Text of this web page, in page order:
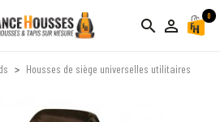
search person_outline
0
Housses de siège universelles utilitaires